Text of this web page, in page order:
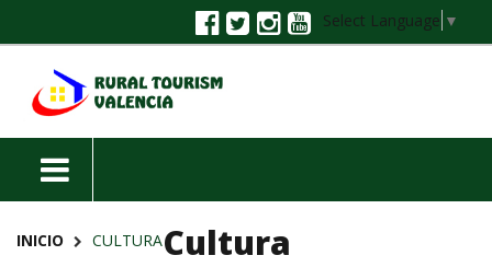
Select Language ▼
Cultura
INICIO CULTURA